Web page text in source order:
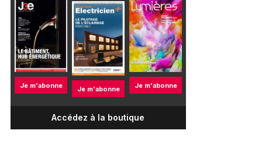
Je m'abonne Je m'abonne Je m'abonne
Accédez à la boutique